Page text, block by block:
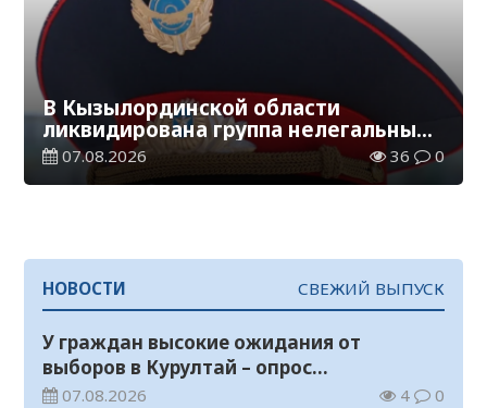
В Кызылординской области
ликвидирована группа нелегальных
добытчиков золота
07.08.2026 36 0
НОВОСТИ СВЕЖИЙ ВЫПУСК
У граждан высокие ожидания от
выборов в Курултай – опрос
общественного мнения
07.08.2026 4 0